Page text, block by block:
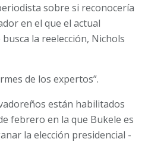
sobre si reconocería
en el que el actual
la reelección, Nichols
de los expertos”.
están habilitados
febrero en la que Bukele es
la elección presidencial -